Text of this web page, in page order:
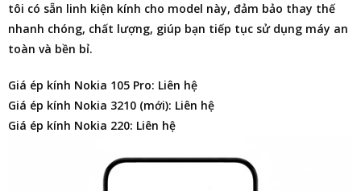
tôi có sẵn linh kiện kính cho model này, đảm bảo thay thế
nhanh chóng, chất lượng, giúp bạn tiếp tục sử dụng máy an
toàn và bền bỉ.
Giá ép kính Nokia 105 Pro: Liên hệ
Giá ép kính Nokia 3210 (mới): Liên hệ
Giá ép kính Nokia 220: Liên hệ